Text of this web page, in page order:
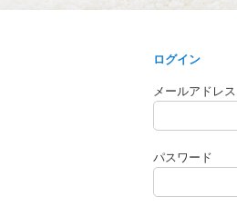
ログイン
メールアドレス
パスワード